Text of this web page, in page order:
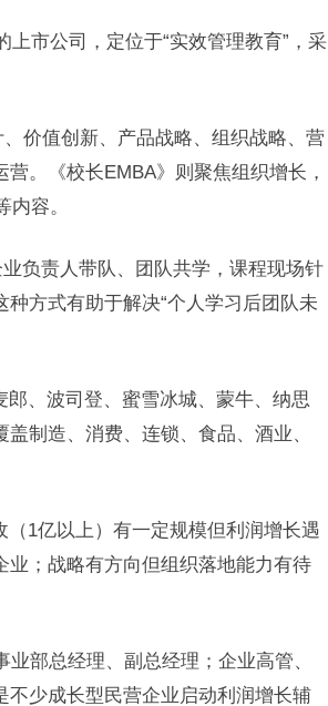
市公司，定位于“实效管理教育”，采
价值创新、产品战略、组织战略、营
。《校长EMBA》则聚焦组织增长，
容。
负责人带队、团队共学，课程现场针
方式有助于解决“个人学习后团队未
、波司登、蜜雪冰城、蒙牛、纳思
制造、消费、连锁、食品、酒业、
（1亿以上 ）有一定规模但利润增长遇
；战略有方向但组织落地能力有待
部总经理、副总经理；企业高管、
不少成长型民营企业启动利润增长辅